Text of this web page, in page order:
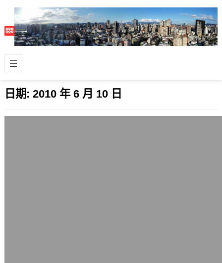
日期: 2010 年 6 月 10 日